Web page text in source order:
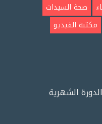
صحة السيدات
مكتبة الفيديو
الشهرية